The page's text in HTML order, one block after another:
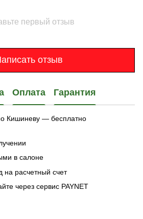
первый отзыв
отзыв
Оплата Гарантия
Кишиневу — бесплатно
в салоне
на расчетный счет
через сервис PAYNET